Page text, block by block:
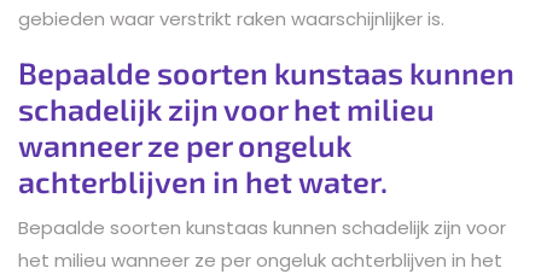
gebieden waar verstrikt raken waarschijnlijker is.
Bepaalde soorten kunstaas kunnen
schadelijk zijn voor het milieu
wanneer ze per ongeluk
achterblijven in het water.
Bepaalde soorten kunstaas kunnen schadelijk zijn voor
het milieu wanneer ze per ongeluk achterblijven in het